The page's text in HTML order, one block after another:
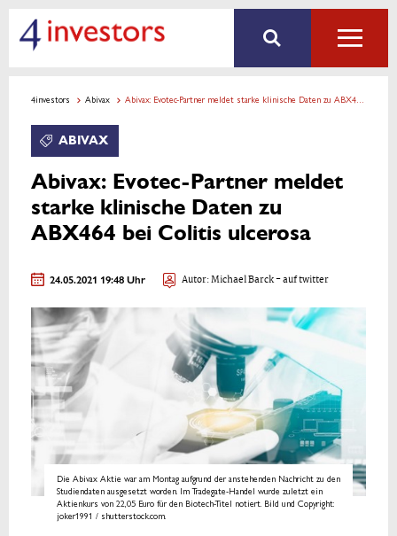
4investors Abivax Abivax: Evotec-Partner meldet starke klinische Daten zu ABX464 bei Colitis ulcerosa
ABIVAX
Abivax: Evotec-Partner meldet
starke klinische Daten zu
ABX464 bei Colitis ulcerosa
24.05.2021 19:48 Uhr Autor:Michael Barck- auf twitter
Die Abivax Aktie war am Montag aufgrund der anstehenden Nachricht zu den
Studiendaten ausgesetzt worden. Im Tradegate-Handel wurde zuletzt ein
Aktienkurs von 22,05 Euro für den Biotech-Titel notiert. Bild und Copyright:
joker1991 / shutterstock.com.